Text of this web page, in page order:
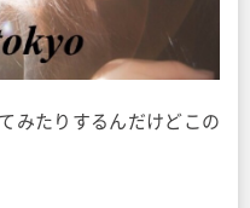
みたりするんだけどこの